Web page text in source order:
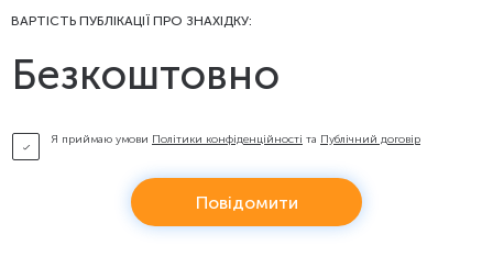
ВАРТІСТЬ ПУБЛІКАЦІЇ ПРО ЗНАХІДКУ:
Безкоштовно
Я приймаю умови Політики конфіденційності та Публічний договір
Повідомити